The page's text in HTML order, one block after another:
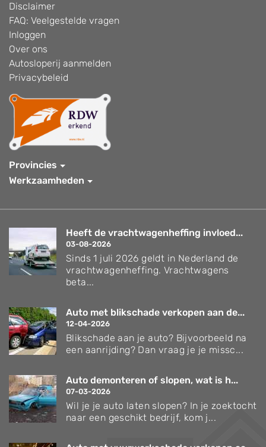
Disclaimer
FAQ: Veelgestelde vragen
Inloggen
Over ons
Autosloperij aanmelden
Privacybeleid
Provincies
Werkzaamheden
Heeft de vrachtwagenheffing invloed...
03-08-2026
Sinds 1 juli 2026 geldt in Nederland de
vrachtwagenheffing. Vrachtwagens
beta...
Auto met blikschade verkopen aan de...
12-04-2026
Blikschade aan je auto? Bijvoorbeeld na
een aanrijding? Dan vraag je je missc...
Auto demonteren of slopen, wat is h...
07-03-2026
Wil je je auto laten slopen? In je zoektocht
naar een geschikt bedrijf, kom j...